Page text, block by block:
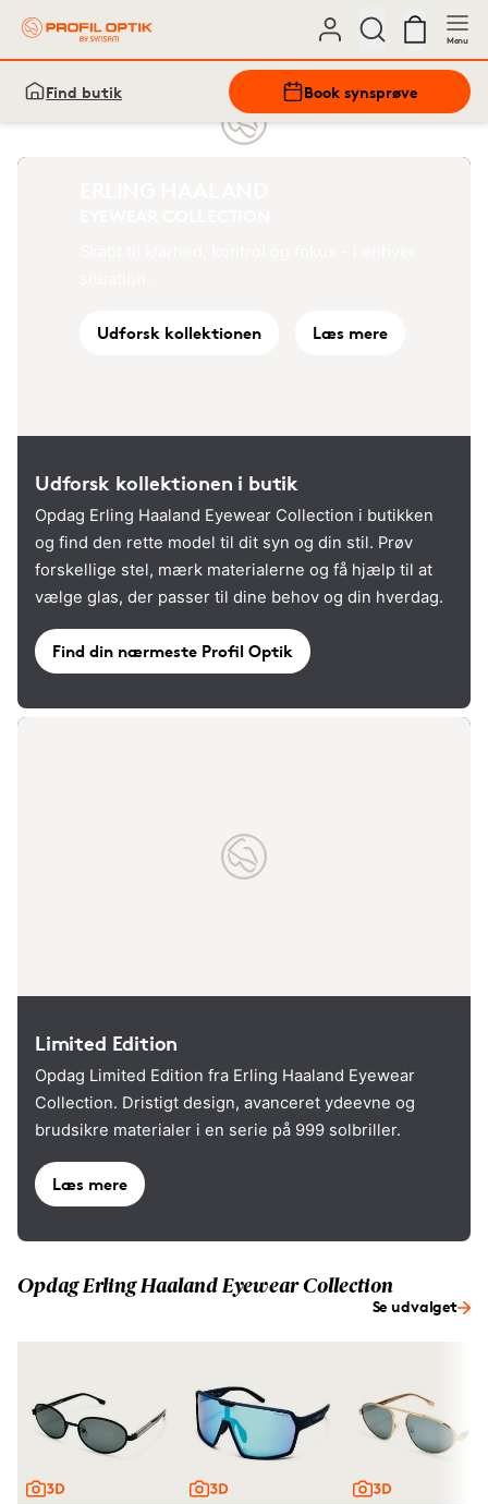
Menu
Find butik Book synsprøve
Udforsk kollektionen Læs mere
Udforsk kollektionen i butik
Opdag Erling Haaland Eyewear Collection i butikken
og find den rette model til dit syn og din stil. Prøv
forskellige stel, mærk materialerne og få hjælp til at
vælge glas, der passer til dine behov og din hverdag.
Find din nærmeste Profil Optik
Limited Edition
Opdag Limited Edition fra Erling Haaland Eyewear
Collection. Dristigt design, avanceret ydeevne og
brudsikre materialer i en serie på 999 solbriller.
Læs mere
Opdag Erling Haaland Eyewear Collection
Se udvalget